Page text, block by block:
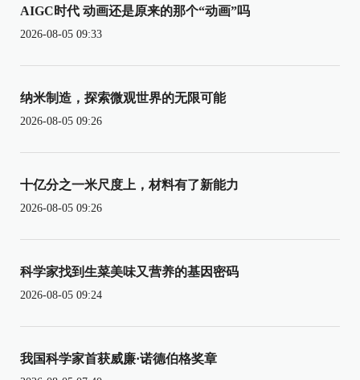
AIGC时代 动画还是原来的那个“动画”吗
2026-08-05 09:33
纳米制造，探索微观世界的无限可能
2026-08-05 09:26
十亿分之一米尺度上，材料有了新能力
2026-08-05 09:26
科学家找到生菜美味又营养的基因密码
2026-08-05 09:24
我国科学家首获威廉·诺德伯格奖章